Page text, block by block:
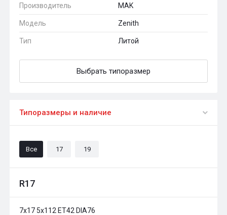
Производитель MAK
Модель Zenith
Тип Литой
Выбрать типоразмер
Типоразмеры и наличие
Все 17 19
R17
7x17 5x112 ET42 DIA76